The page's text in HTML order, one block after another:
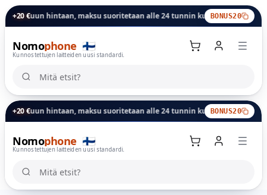
+20 €hintaan, maksu suoritetaan alle 24 tunnin kuluessa. BONUS20
Nomophone
Kunnostettujen laitteiden uusi standardi.
🇫🇮
Mitä etsit?Mitä etsit?
+20 €hintaan, maksu suoritetaan alle 24 tunnin kuluessa. BONUS20
Nomophone
Kunnostettujen laitteiden uusi standardi.
🇫🇮
Ostoskori
Mitä etsit?Mitä etsit?